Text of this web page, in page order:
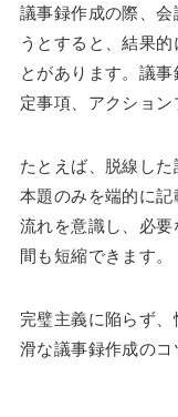
議事録作成の際、
うとすると、結果
とがあります。議
定事項、アクション
たとえば、脱線した
本題のみを端的に
流れを意識し、必
間も短縮できます。
完璧主義に陥らず
滑な議事録作成のコ